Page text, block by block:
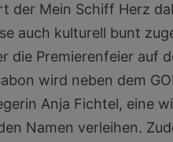
der Mein Schiff Herz
auch kulturell bunt
die Premierenfeier auf
wird neben dem
Anja Fichtel, eine
Namen verleihen.